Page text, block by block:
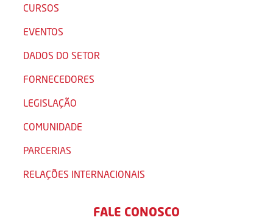
CURSOS
EVENTOS
DADOS DO SETOR
FORNECEDORES
LEGISLAÇÃO
COMUNIDADE
PARCERIAS
RELAÇÕES INTERNACIONAIS
FALE CONOSCO